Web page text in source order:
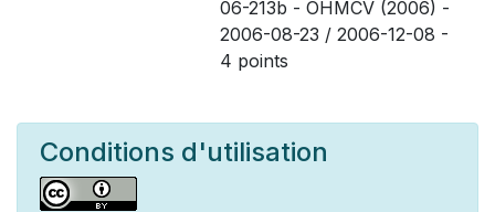
06-213b - OHMCV (2006) -
2006-08-23 / 2006-12-08 -
4 points
Conditions d'utilisation